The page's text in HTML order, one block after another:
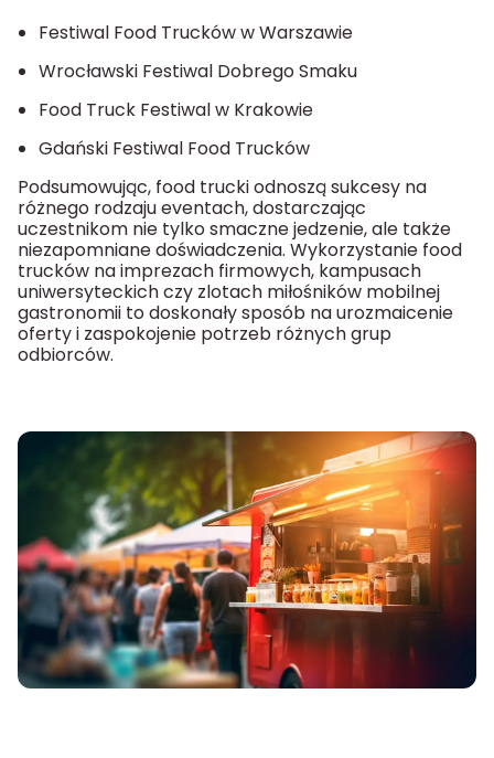
Festiwal Food Trucków w Warszawie
Wrocławski Festiwal Dobrego Smaku
Food Truck Festiwal w Krakowie
Gdański Festiwal Food Trucków
Podsumowując, food trucki odnoszą sukcesy na
różnego rodzaju eventach, dostarczając
uczestnikom nie tylko smaczne jedzenie, ale także
niezapomniane doświadczenia. Wykorzystanie food
trucków na imprezach firmowych, kampusach
uniwersyteckich czy zlotach miłośników mobilnej
gastronomii to doskonały sposób na urozmaicenie
oferty i zaspokojenie potrzeb różnych grup
odbiorców.